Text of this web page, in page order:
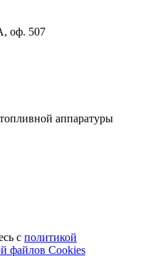
оф. 507
аппаратуры
с политикой
файлов Cookies